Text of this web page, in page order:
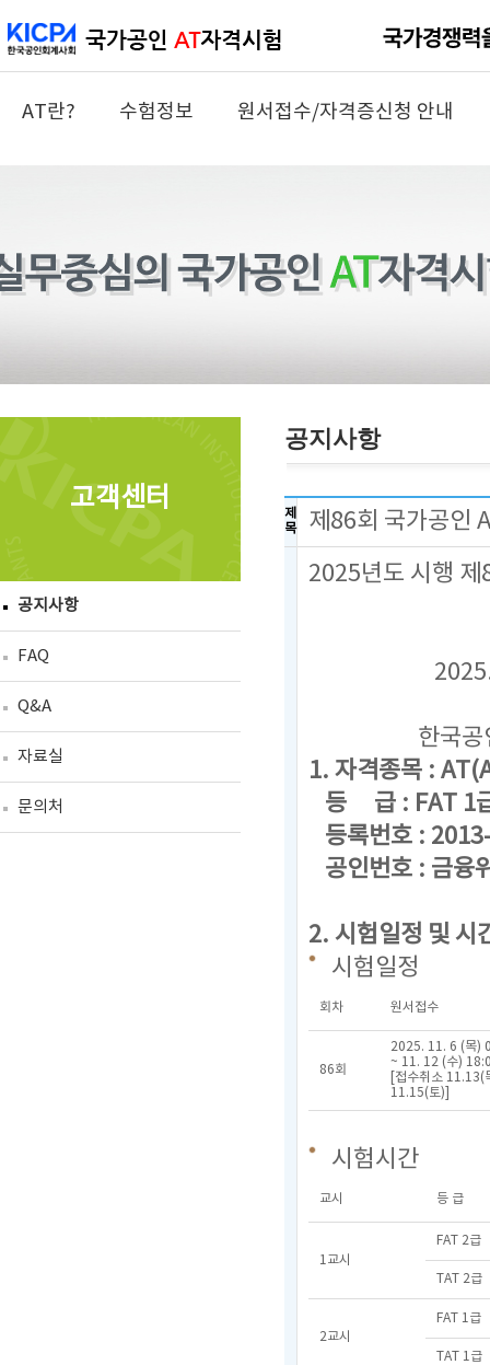
AT란? 수험정보 원서접수/자격증신청 안내
고객센터
공지사항
FAQ
Q&A
자료실
문의처
공지사항
제
목
제86회 국가공인
2025년도 시행 제
2025.
한국공인회
1. 자격종목 :
등 급 : FAT 1
등록번호 :
공인번호 : 금융
2. 시험일정 및 시
시험일정
회차 원서접수
86회
2025. 11. 6 (목)
~ 11. 12 (수)
[접수취소 11.13(
11.15(토)]
시험시간
교시 등 급
1교시
FAT 2급
TAT 2급
2교시
FAT 1급
TAT 1급